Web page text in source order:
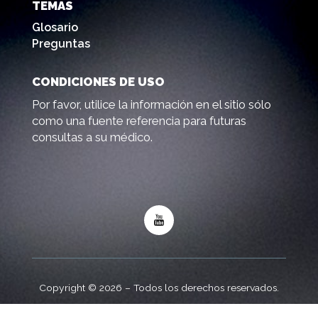
TEMAS
Glosario
Preguntas
CONDICIONES DE USO
Por favor, utilice la información en el sitio sólo
como una fuente referencia para futuras
consultas a su médico.
Copyright © 2026 – Todos los derechos reservados.